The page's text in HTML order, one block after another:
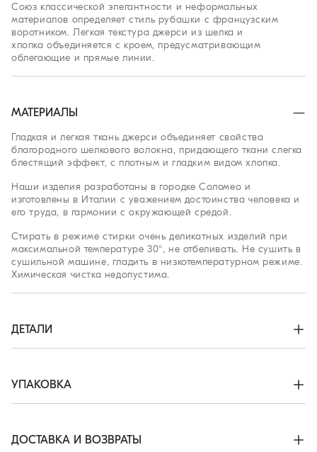
Союз классической элегантности и неформальных
материалов определяет стиль рубашки с французским
воротником. Легкая текстура джерси из шелка и
хлопка объединяется с кроем, предусматривающим
облегающие и прямые линии.
МАТЕРИАЛЫ
Гладкая и легкая ткань джерси объединяет свойства
благородного шелкового волокна, придающего ткани слегка
блестящий эффект, с плотным и гладким видом хлопка.
Наши изделия разработаны в городке Соломео и
изготовлены в Италии с уважением достоинства человека и
его труда, в гармонии с окружающей средой.
Стирать в режиме стирки очень деликатных изделий при
максимальной температуре 30°, не отбеливать. Не сушить в
сушильной машине, гладить в низкотемпературном режиме.
Химическая чистка недопустима.
ДЕТАЛИ
Манжеты с двумя перламутровыми пуговицами
Стандартный крой
УПАКОВКА
основываясь на ценностях компании. Внутренняя упаковка,
произведенная из FSC®-сертифицированных материалов,
ДОСТАВКА И ВОЗВРАТЫ